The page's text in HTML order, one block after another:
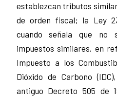
establezcan tributos
de orden fiscal; la Ley
cuando señala que no
impuestos similares, en
Impuesto a los
Dióxido de Carbono
antiguo Decreto 505 de